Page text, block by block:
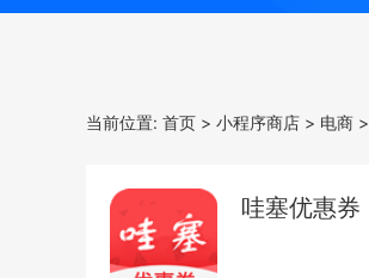
当前位置: 首页 > 小程序商店 > 电商 >
哇塞优惠券